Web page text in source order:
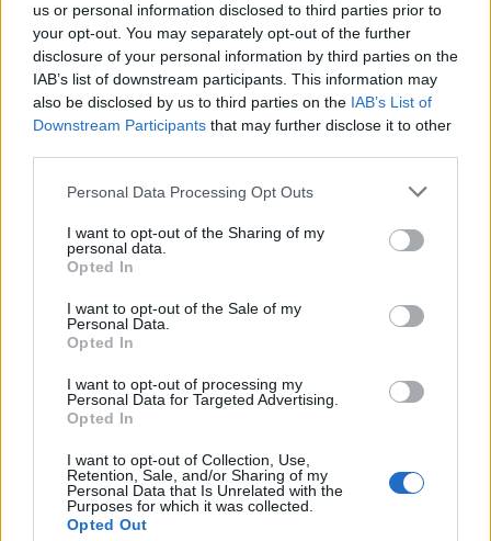
us or personal information disclosed to third parties prior to
your opt-out. You may separately opt-out of the further
disclosure of your personal information by third parties on the
IAB’s list of downstream participants. This information may
also be disclosed by us to third parties on the IAB’s List of
Downstream Participants that may further disclose it to other
Please note that this website/app uses one or more Google
not limited to your visit or usage behaviour. You may click to
grant or deny consent to Google and its third-party tags to
use your data for below specified purposes in below Google
consent section.
Personal Data Processing Opt Outs
I want to opt-out of the Sharing of my
personal data.
Opted In
I want to opt-out of the Sale of my
Personal Data.
Opted In
I want to opt-out of processing my
Personal Data for Targeted Advertising.
Opted In
I want to opt-out of Collection, Use,
Retention, Sale, and/or Sharing of my
Personal Data that Is Unrelated with the
Purposes for which it was collected.
Opted Out
Il punto focale della conferenza, però, è stato
sicuramente il suo legame con Montecarlo e la
scelta di non spostare la sua residenza in Italia.
Questa decisione potrebbe avere delle implicazioni
all’interno del circuito tennistico.
In conclusione, Jannik Sinner ha espresso
chiaramente il suo punto di vista su diversi
argomenti, mostrando una determinazione e una
coerenza nelle sue scelte che vanno aldilà del solo
panorama tennistico internazionale lo rende un
personaggio di grande interesse, sia dal punto di
vista sportivo che personale.